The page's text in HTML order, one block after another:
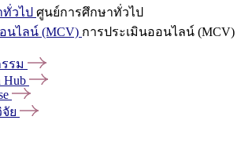
วไป ศูนย์การศึกษาทั่วไป
นไลน์ (MCV) การประเมินออนไลน์ (MCV)
รม
Hub
ย